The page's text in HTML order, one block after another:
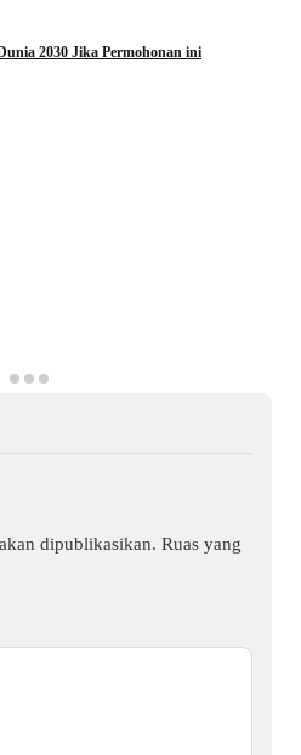
2030 Jika Permohonan ini
dipublikasikan. Ruas yang